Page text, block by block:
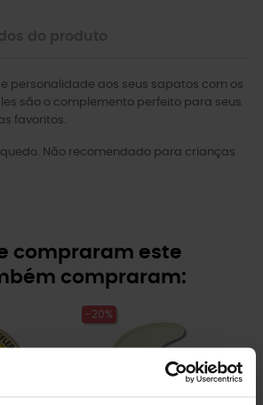
personalidade aos seus sapatos com os
são o complemento perfeito para seus
favoritos.
Não recomendado para crianças
compraram este
compraram:
-20%